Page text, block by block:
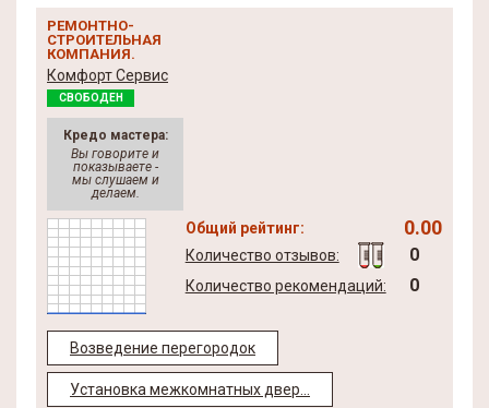
РЕМОНТНО-
СТРОИТЕЛЬНАЯ
КОМПАНИЯ.
Комфорт Сервис
СВОБОДЕН
Кредо мастера:
Вы говорите и
показываете -
мы слушаем и
делаем.
Общий рейтинг: 0.00
Количество отзывов: 0
Количество рекомендаций: 0
Возведение перегородок
Установка межкомнатных двер...